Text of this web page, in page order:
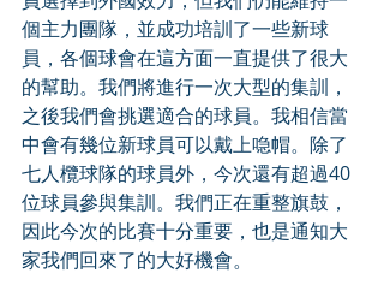
個主力團隊，並成功培訓了一些新球
員，各個球會在這方面一直提供了很大
的幫助。我們將進行一次大型的集訓，
之後我們會挑選適合的球員。我相信當
中會有幾位新球員可以戴上喼帽。除了
七人欖球隊的球員外，今次還有超過40
位球員參與集訓。我們正在重整旗鼓，
因此今次的比賽十分重要，也是通知大
家我們回來了的大好機會。